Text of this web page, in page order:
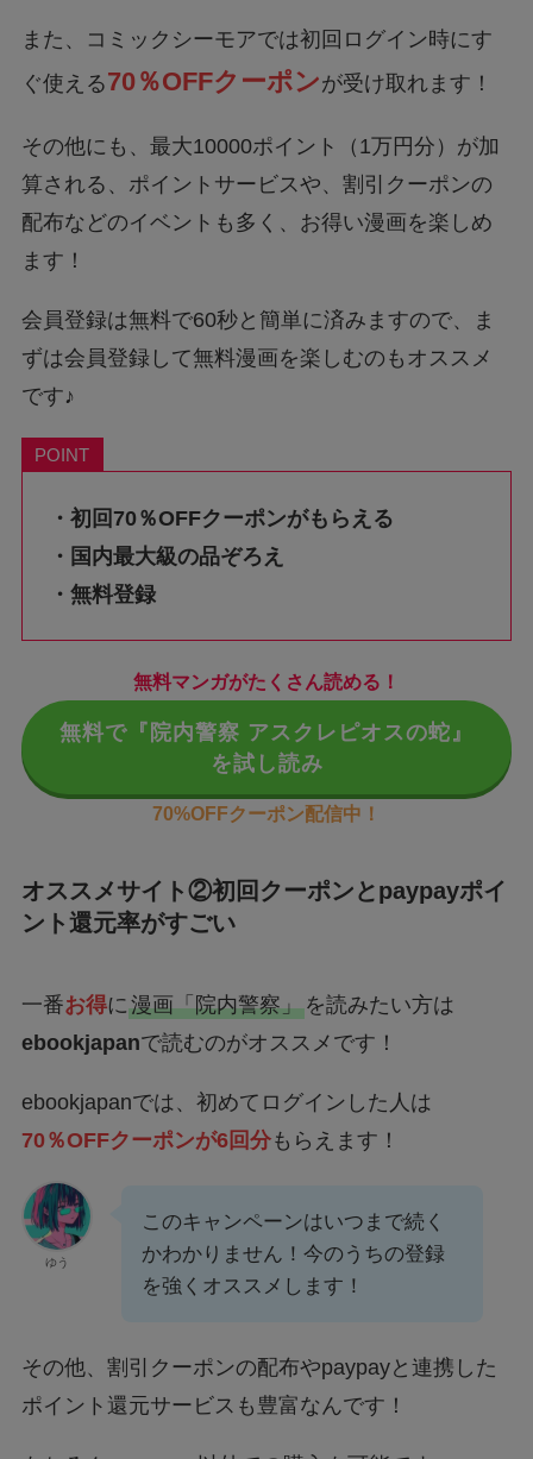
また、コミックシーモアでは初回ログイン時にす
ぐ使える70％OFFクーポンが受け取れます！
その他にも、最大10000ポイント（1万円分）が加
算される、ポイントサービスや、割引クーポンの
配布などのイベントも多く、お得い漫画を楽しめ
ます！
会員登録は無料で60秒と簡単に済みますので、ま
ずは会員登録して無料漫画を楽しむのもオススメ
です♪
POINT
・初回70％OFFクーポンがもらえる
・国内最大級の品ぞろえ
・無料登録
無料マンガがたくさん読める！
無料で『院内警察 アスクレピオスの蛇』
を試し読み
70%OFFクーポン配信中！
オススメサイト②初回クーポンとpaypayポイ
ント還元率がすごい
一番お得に漫画「院内警察」を読みたい方は
ebookjapanで読むのがオススメです！
ebookjapanでは、初めてログインした人は
70％OFFクーポンが6回分もらえます！
ゆう
このキャンペーンはいつまで続く
かわかりません！今のうちの登録
を強くオススメします！
その他、割引クーポンの配布やpaypayと連携した
ポイント還元サービスも豊富なんです！